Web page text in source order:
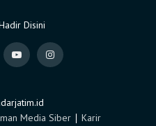
Disini
Media Siber∣ Karir